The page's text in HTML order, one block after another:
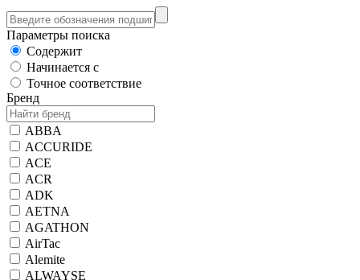
Параметры поиска
Содержит
Начинается с
Точное соответствие
Бренд
ABBA
ACCURIDE
ACE
ACR
ADK
AETNA
AGATHON
AirTac
Alemite
ALWAYSE